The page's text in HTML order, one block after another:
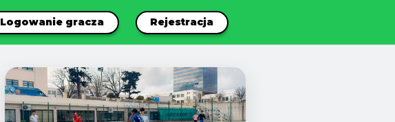
Logowanie gracza Rejestracja